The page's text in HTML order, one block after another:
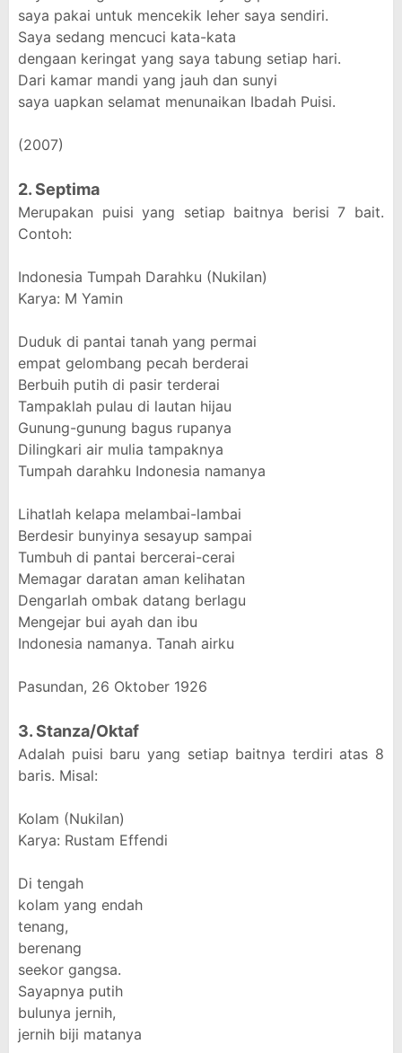
saya pakai untuk mencekik leher saya sendiri.
Saya sedang mencuci kata-kata
dengaan keringat yang saya tabung setiap hari.
Dari kamar mandi yang jauh dan sunyi
saya uapkan selamat menunaikan Ibadah Puisi.
(2007)
2. Septima
Merupakan puisi yang setiap baitnya berisi 7 bait.
Contoh:
Indonesia Tumpah Darahku (Nukilan)
Karya: M Yamin
Duduk di pantai tanah yang permai
empat gelombang pecah berderai
Berbuih putih di pasir terderai
Tampaklah pulau di lautan hijau
Gunung-gunung bagus rupanya
Dilingkari air mulia tampaknya
Tumpah darahku Indonesia namanya
Lihatlah kelapa melambai-lambai
Berdesir bunyinya sesayup sampai
Tumbuh di pantai bercerai-cerai
Memagar daratan aman kelihatan
Dengarlah ombak datang berlagu
Mengejar bui ayah dan ibu
Indonesia namanya. Tanah airku
Pasundan, 26 Oktober 1926
3. Stanza/Oktaf
Adalah puisi baru yang setiap baitnya terdiri atas 8
baris. Misal:
Kolam (Nukilan)
Karya: Rustam Effendi
Di tengah
kolam yang endah
tenang,
berenang
seekor gangsa.
Sayapnya putih
bulunya jernih,
jernih biji matanya